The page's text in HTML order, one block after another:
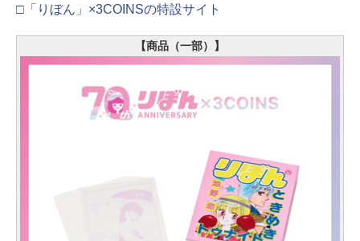
□「りぼん」×3COINSの特設サイト
【商品（一部）】